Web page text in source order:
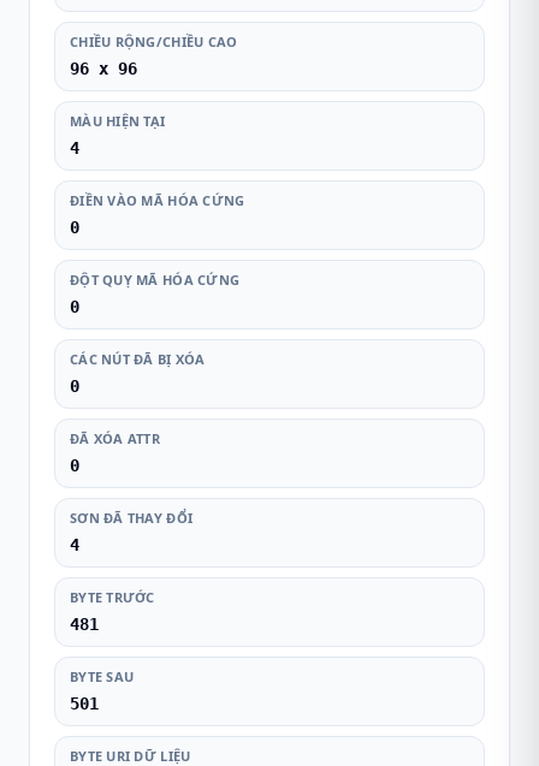
CHIỀU RỘNG/CHIỀU CAO
96 x 96
MÀU HIỆN TẠI
4
ĐIỀN VÀO MÃ HÓA CỨNG
0
ĐỘT QUỴ MÃ HÓA CỨNG
0
CÁC NÚT ĐÃ BỊ XÓA
0
ĐÃ XÓA ATTR
0
SƠN ĐÃ THAY ĐỔI
4
BYTE TRƯỚC
481
BYTE SAU
501
BYTE URI DỮ LIỆU